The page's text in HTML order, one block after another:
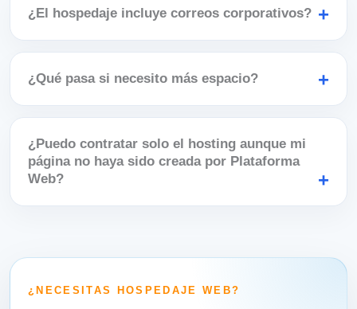
¿El hospedaje incluye correos corporativos?
¿Qué pasa si necesito más espacio?
¿Puedo contratar solo el hosting aunque mi
página no haya sido creada por Plataforma
Web?
¿NECESITAS HOSPEDAJE WEB?